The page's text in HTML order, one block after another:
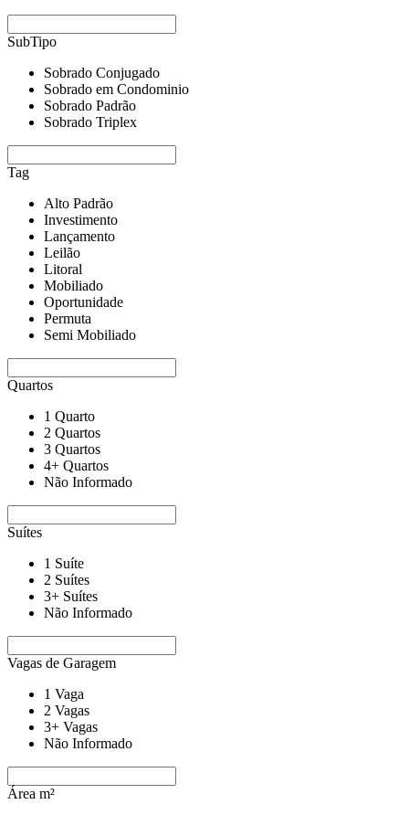
SubTipo
Sobrado Conjugado
Sobrado em Condominio
Sobrado Padrão
Sobrado Triplex
Tag
Alto Padrão
Investimento
Lançamento
Leilão
Litoral
Mobiliado
Oportunidade
Permuta
Semi Mobiliado
Quartos
1 Quarto
2 Quartos
3 Quartos
4+ Quartos
Não Informado
Suítes
1 Suíte
2 Suítes
3+ Suítes
Não Informado
Vagas de Garagem
1 Vaga
2 Vagas
3+ Vagas
Não Informado
Área m²